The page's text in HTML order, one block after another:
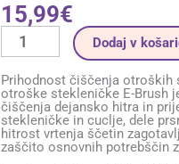
15,99€
Dnevno-
nočne
prsne
blazinice
Nursing
pads
-
60kos
količina
Dodaj v
Prihodnost čiščenja otroških
otroške stekleničke E-Brush
čiščenja dejansko hitra in
stekleničke in cuclje, dele
hitrost vrtenja ščetin
zaščito osnovnih potrebščin